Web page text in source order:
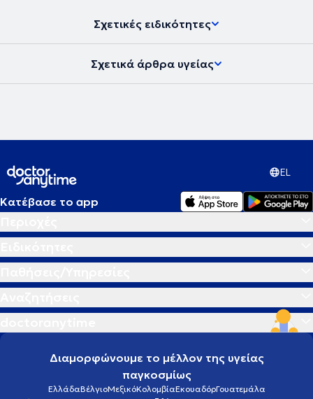
Σχετικές ειδικότητες
Σχετικά άρθρα υγείας
EL
Κατέβασε το app
Διαμορφώνουμε το μέλλον της υγείας
παγκοσμίως
ΕλλάδαΒέλγιοΜεξικόΚολομβίαΕκουαδόρΓουατεμάλα